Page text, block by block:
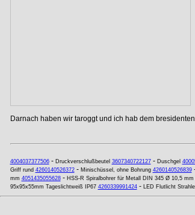
Darnach haben wir taroggt und ich hab dem
4004037377506- Druckverschlußbeutel 3607340722127- Duschgel
Griff rund 4260140526372- Minischüssel, ohne Bohrung 4260140526839
mm 4051435055628- HSS-R Spiralbohrer für Metall DIN 345 Ø 10,5
95x95x55mm Tageslichtweiß IP67 4260339991424- LED Flutlicht